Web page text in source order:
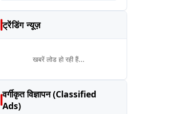
ट्रेंडिंग न्यूज़
खबरें लोड हो रही हैं...
वर्गीकृत विज्ञापन (Classified
Ads)